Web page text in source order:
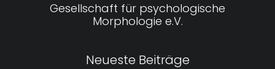
Gesellschaft für psychologische
Morphologie e.V.
Neueste Beiträge